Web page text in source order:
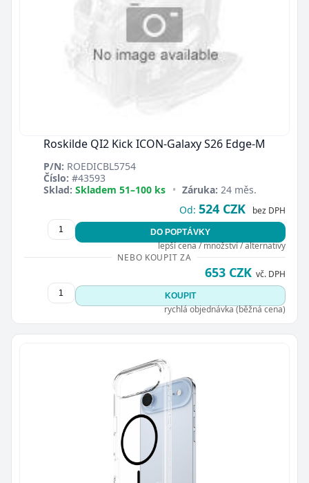
Roskilde QI2 Kick ICON-Galaxy S26 Edge-M
P/N: ROEDICBL5754
Číslo: #43593
Sklad: Skladem 51–100 ks • Záruka: 24 měs.
Od: 524 CZK bez DPH
DO POPTÁVKY
lepší cena / množství / alternativy
NEBO KOUPIT ZA
653 CZK vč. DPH
KOUPIT
rychlá objednávka (běžná cena)